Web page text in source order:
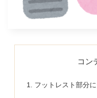
コン
フットレスト部分